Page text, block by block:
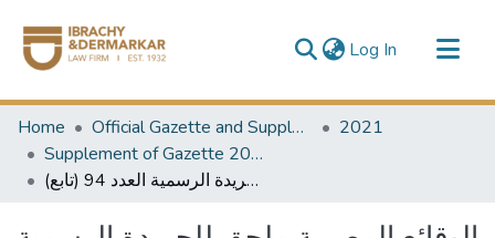
Log In (current)
Communities & Collections
All of DSpace
Home Official Gazette and Supplement
2021
Supplement of Gazette 2021
الوقائع المصرية ملحق للجريدة الرسمية العدد 94 (تابع)